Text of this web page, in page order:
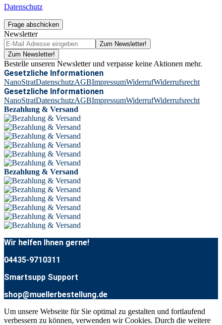
Datenschutz
Frage abschicken
Newsletter
Zum Newsletter!
Zum Newsletter!
Bestelle unseren Newsletter und verpasse keine Aktionen mehr.
Gesetzliche Informationen
NanoStratDatenschutzAGBImpressumWiderrufWiderrufsrecht
Gesetzliche Informationen
NanoStratDatenschutzAGBImpressumWiderrufWiderrufsrecht
Bezahlung & Versand
Bezahlung & Versand
Wir helfen Ihnen gerne!
04435-9710311
Smartsupp Support
shop@muellerbestellung.de
Um unsere Webseite für Sie optimal zu gestalten und fortlaufend
verbessern zu können, verwenden wir Cookies. Durch die weitere